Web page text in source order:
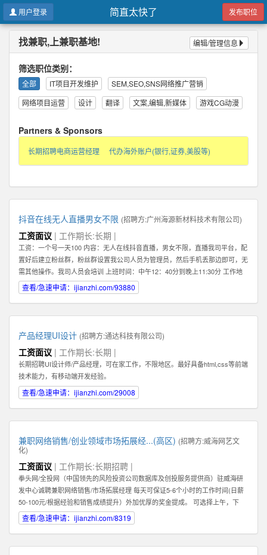
简直太快了
用户登录 发布职位
找兼职,上兼职基地! 编辑/管理信息
筛选职位类别：
全部 IT项目开发维护
SEM,SEO,SNS网络推广营销
网络项目运营
设计 翻译 文案,编辑,新媒体 游戏CG动漫
Partners & Sponsors
长期招聘电商运营经理 代办海外账户(银行,证券,美股等)
抖音在线无人直播男女不限 (招聘方:广州海源新材料技术有限公司)
工资面议 | 工作期长:长期 |
工资：一个号一天100 内容：无人在线抖音直播，男女不限，直播我司平台，配
置好后建立粉丝群，粉丝群设置我公司人员为管理员，然后手机丢那边即可，无
需其他操作。我司人员会培训 上班时间：中午12：40分到晚上11:30分 工作地
点：任意，有网络有电即可 工作要求：配合，如抖音提示需要扫脸配合扫脸 其
他福利：播满10天额外奖励200元 应聘地：全国皆可
查看/急速申请：ijianzhi.com/93880
产品经理UI设计 (招聘方:通达科技有限公司)
工资面议 | 工作期长:长期 |
长期招聘UI设计师/产品经理，可在家工作，不限地区。最好具备html,css等前端
技术能力，有移动端开发经验。
查看/急速申请：ijianzhi.com/29008
兼职网络销售/创业领域市场拓展经...(高区) (招聘方:威海网艺文
化)
工资面议 | 工作期长:长期招聘 |
拳头网/全投网（中国领先的风险投资公司数据库及创投服务提供商）驻威海研
发中心诚聘兼职网络销售/市场拓展经理 每天可保证5-6个小时的工作时间(日薪
50-100元/根据经验和销售成绩提升）外加优厚的奖金提成。 可选择上午，下
午，或晚上工作。 办公地点：高区火炬路169-1号北洋云计算电子创新平台302
室（近山东大学） 1：你必须热爱销售！必须能够真诚，热情地主动联系客户。
而不是只为了眼前的蝇头小利而失去客户对你的信任。 2: 我们需要能和客户建
查看/急速申请：ijianzhi.com/8319